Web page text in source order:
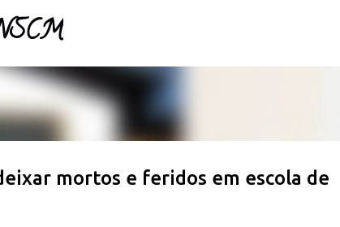
mortos e feridos em escola de